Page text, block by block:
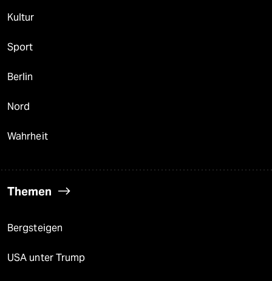
Kultur
Sport
Berlin
Nord
Wahrheit
Themen
Bergsteigen
USA unter Trump